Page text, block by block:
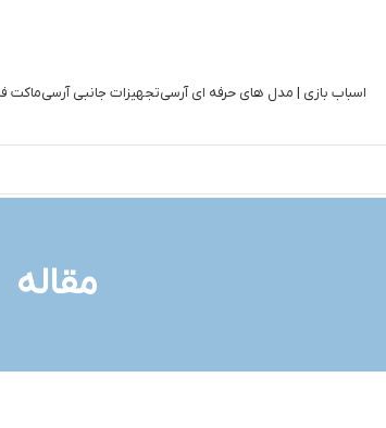
اسباب بازی | مدل های حرفه ای آرسیتجهیزات جانبی آرسیماکت
مقاله